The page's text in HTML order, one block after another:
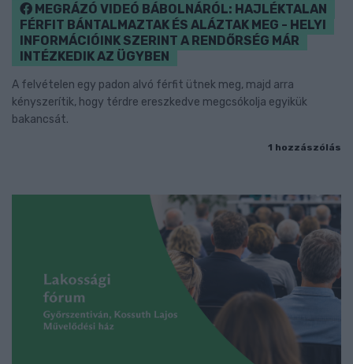
MEGRÁZÓ VIDEÓ BÁBOLNÁRÓL: HAJLÉKTALAN
FÉRFIT BÁNTALMAZTAK ÉS ALÁZTAK MEG - HELYI
INFORMÁCIÓINK SZERINT A RENDŐRSÉG MÁR
INTÉZKEDIK AZ ÜGYBEN
A felvételen egy padon alvó férfit ütnek meg, majd arra
kényszerítik, hogy térdre ereszkedve megcsókolja egyikük
bakancsát.
1 hozzászólás